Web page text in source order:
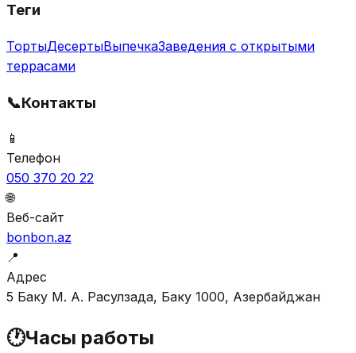
Теги
ТортыДесертыВыпечкаЗаведения с открытыми
террасами
📞Контакты
📱
Телефон
050 370 20 22
🌐
Веб-сайт
bonbon.az
📍
Адрес
5 Баку М. А. Расулзада, Баку 1000, Азербайджан
🕐Часы работы